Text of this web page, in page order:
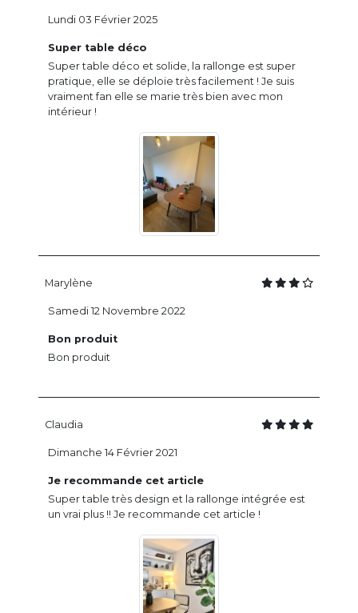
Super table déco
Super table déco et solide, la rallonge est super
pratique, elle se déploie très facilement ! Je suis
vraiment fan elle se marie très bien avec mon
intérieur !
Lundi 03 Février 2025
Marylène
Bon produit
Bon produit
Samedi 12 Novembre 2022
Claudia
Je recommande cet article
Super table très design et la rallonge intégrée est
un vrai plus !! Je recommande cet article !
Dimanche 14 Février 2021